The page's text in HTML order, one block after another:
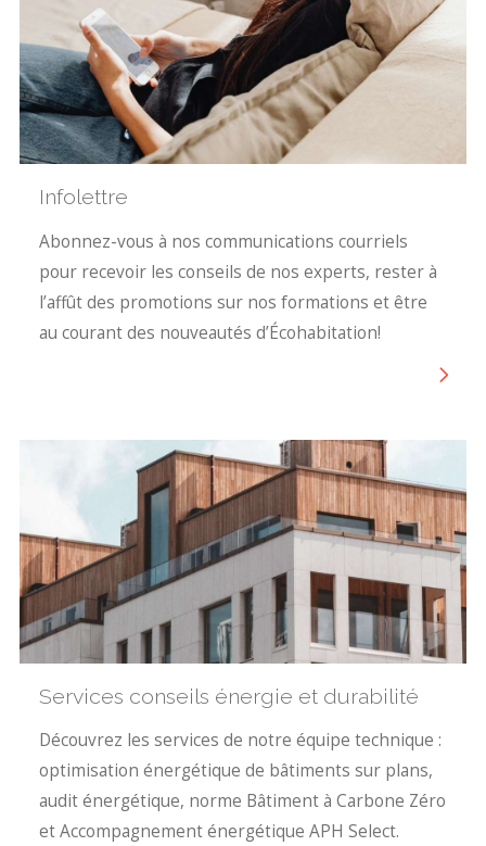
Infolettre
Abonnez-vous à nos communications courriels
pour recevoir les conseils de nos experts, rester à
l’affût des promotions sur nos formations et être
au courant des nouveautés d’Écohabitation!
Services conseils énergie et durabilité
Découvrez les services de notre équipe technique :
optimisation énergétique de bâtiments sur plans,
audit énergétique, norme Bâtiment à Carbone Zéro
et Accompagnement énergétique APH Select.